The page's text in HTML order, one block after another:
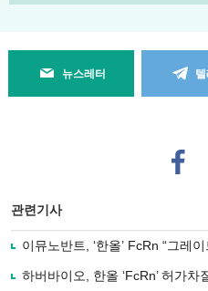
뉴스레터
페
이
로
기
사
관련기사
이뮤노반트, ‘한올’ FcRn “그레
하버바이오, 한올 ‘FcRn’ 허가차